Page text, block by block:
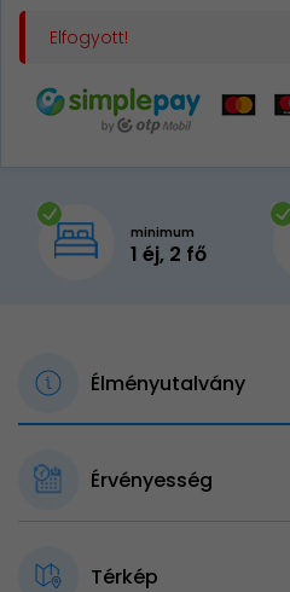
Elfogyott!
minimum
1 éj, 2 fő
Élményutalvány
Érvényesség
Térkép